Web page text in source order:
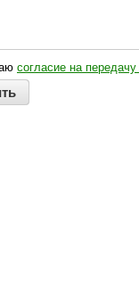
согласие на